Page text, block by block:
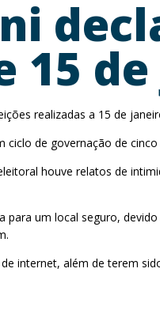
15
realizadas a 15 de
de governação de
houve relatos de
um local seguro,
internet, além de terem